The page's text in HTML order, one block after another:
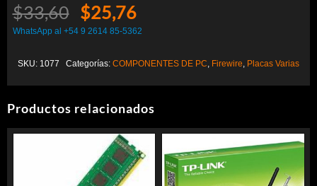
$33,60 El
precio
original
era:
$25,76El
precio
WhatsApp al +54 9 2614 85-5362
SKU: 1077 Categorías: COMPONENTES DE PC Firewire Placas Varias
Productos relacionados